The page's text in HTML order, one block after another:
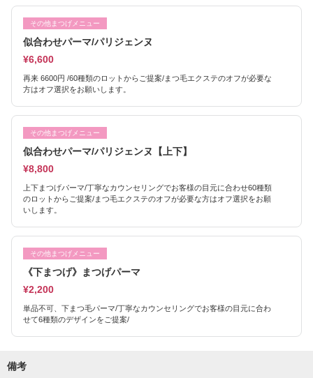
その他まつげメニュー
似合わせパーマ/パリジェンヌ
¥6,600
再来 6600円 /60種類のロットからご提案/まつ毛エクステのオフが必要な
方はオフ選択をお願いします。
その他まつげメニュー
似合わせパーマ/パリジェンヌ【上下】
¥8,800
上下まつげパーマ/丁寧なカウンセリングでお客様の目元に合わせ60種類
のロットからご提案/まつ毛エクステのオフが必要な方はオフ選択をお願
いします。
その他まつげメニュー
《下まつげ》まつげパーマ
¥2,200
単品不可、下まつ毛パーマ/丁寧なカウンセリングでお客様の目元に合わ
せて6種類のデザインをご提案/
備考